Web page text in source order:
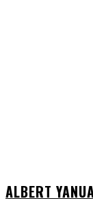
ALBERT